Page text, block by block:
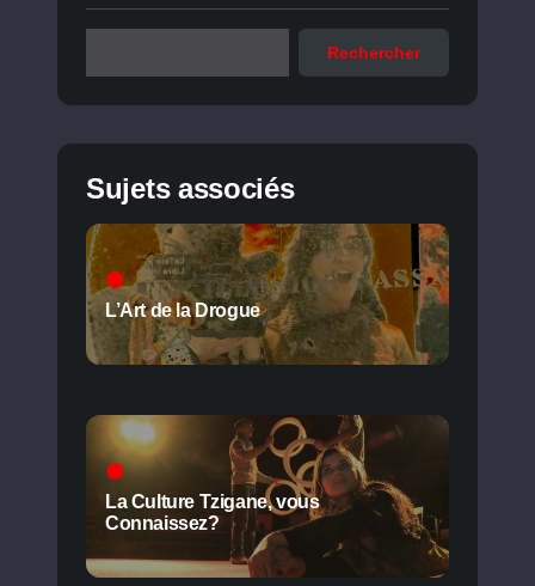
Rechercher
Sujets associés
L’Art de la Drogue
La Culture Tzigane, vous
Connaissez?